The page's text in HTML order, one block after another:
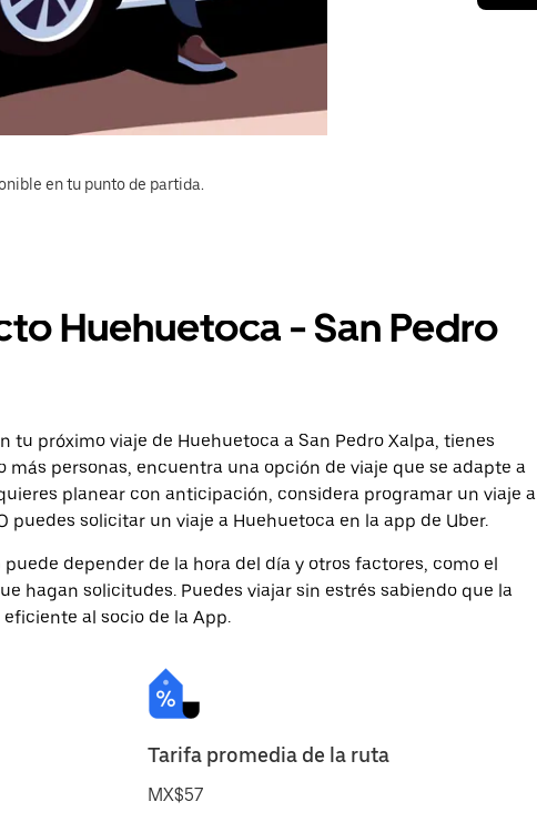
en tu punto de partida.
Huehuetoca - San Pedro
tu próximo viaje de Huehuetoca a San Pedro Xalpa, tienes
más personas, encuentra una opción de viaje que se adapte a
planear con anticipación, considera programar un viaje a
puedes solicitar un viaje a Huehuetoca en la app de Uber.
depender de la hora del día y otros factores, como el
hagan solicitudes. Puedes viajar sin estrés sabiendo que la
al socio de la App.
Tarifa promedia de la ruta
MX$57